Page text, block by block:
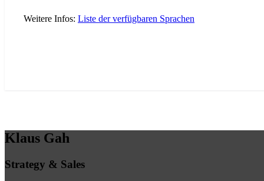
Weitere Infos: Liste der verfügbaren Sprachen
Klaus Gah
Strategy & Sales